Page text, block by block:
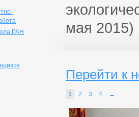
РАН
мая 2015)
Перейти к
1 2 3 4 →